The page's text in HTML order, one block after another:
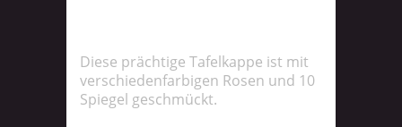
Diese prächtige Tafelkappe ist mit
verschiedenfarbigen Rosen und 10
Spiegel geschmückt.